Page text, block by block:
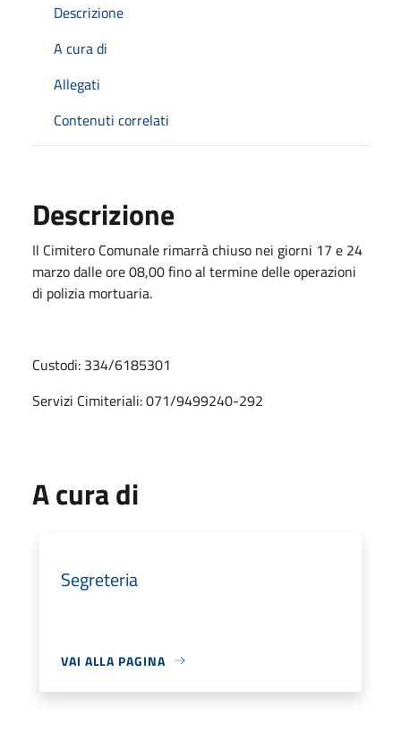
Descrizione
A cura di
Allegati
Contenuti correlati
Descrizione
Il Cimitero Comunale rimarrà chiuso nei giorni 17 e 24
marzo dalle ore 08,00 fino al termine delle operazioni
di polizia mortuaria.
Custodi: 334/6185301
Servizi Cimiteriali: 071/9499240-292
A cura di
Segreteria
VAI ALLA PAGINA